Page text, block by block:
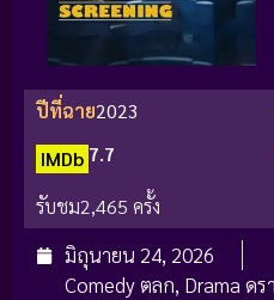
ปีที่ฉาย2023
IMDb 7.7
รับชม2,465 ครั้ง
มิถุนายน 24, 2026
Comedy ตลก, Drama ดร